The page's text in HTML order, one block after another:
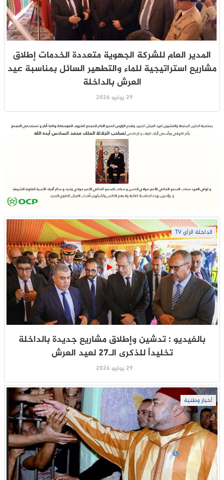
المدير العام للشركة الجهوية متعددة الخدمات إطلاق
مشاريع استراتيجية للماء والتطهير السائل بمناسبة عيد
العرش بالداخلة
29 يوليو 2026
الداخلة الرأي TV
بالفيديو : تدشين وإطلاق مشاريع جديدة بالداخلة
تخليداً للذكرى الـ27 لعيد العرش
29 يوليو 2026
أخبار وطنية